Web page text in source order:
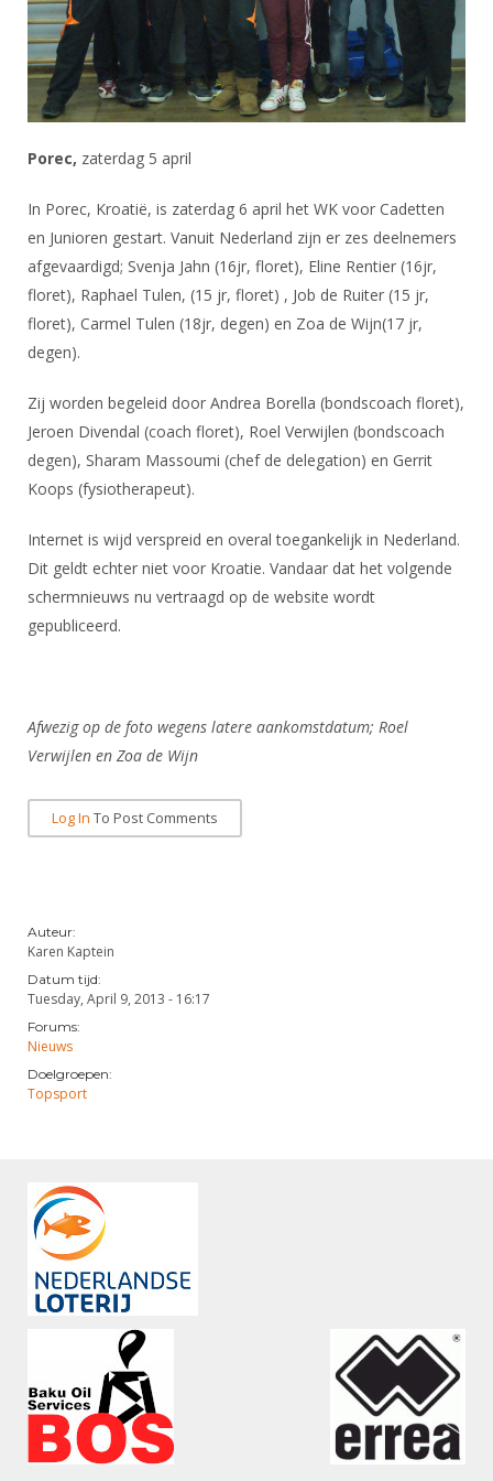
Website
Gebruiksvoorwaarden
Handleiding
Historie
Organisatie
Bestuur
Commissies
Vacatures
Bondsbureau
Contact
Medewerkers
Samenwerking
Formulieren
Alle Verenigingen
Nieuws
Verenigingsondersteuning
Witte Vlekkenplan
Ranglijsten
Inschrijven
Reglementen
Materiaal
Rolstoelschermen
Wedstrijdkalender
KNAS Keurmerk
JPT
Veteranenwedstrijden
Wedstrijdorganisatie
Nieuws
Aanvragen van scheidsrechters
Verwerk wedstrijduitslagen
Promotie en logo
DBT
FBT
SBT
Talentontwikkeling
Internationale Titeltoernooien
Internationale aanmeldingen
Brassardsysteem
Voor coaches en leraren
Nationale opleidingen
Internationale opleidingen
Opleidingen
Leraar
Voor scheidsrechters
Nieuws
Scheidsrechterslijst
Scheidsrechter Documentatie
Archief
ALV
Touché
Nieuws
NK organiseren
Porec, zaterdag 5 april
In Porec, Kroatië, is zaterdag 6 april het WK voor Cadetten
en Junioren gestart. Vanuit Nederland zijn er zes deelnemers
afgevaardigd; Svenja Jahn (16jr, floret), Eline Rentier (16jr,
floret), Raphael Tulen, (15 jr, floret) , Job de Ruiter (15 jr,
floret), Carmel Tulen (18jr, degen) en Zoa de Wijn(17 jr,
degen).
Zij worden begeleid door Andrea Borella (bondscoach floret),
Jeroen Divendal (coach floret), Roel Verwijlen (bondscoach
degen), Sharam Massoumi (chef de delegation) en Gerrit
Koops (fysiotherapeut).
Internet is wijd verspreid en overal toegankelijk in Nederland.
Dit geldt echter niet voor Kroatie. Vandaar dat het volgende
schermnieuws nu vertraagd op de website wordt
gepubliceerd.
Afwezig op de foto wegens latere aankomstdatum; Roel
Verwijlen en Zoa de Wijn
Log In To Post Comments
Auteur:
Karen Kaptein
Datum tijd:
Tuesday, April 9, 2013 - 16:17
Forums:
Nieuws
Doelgroepen:
Topsport